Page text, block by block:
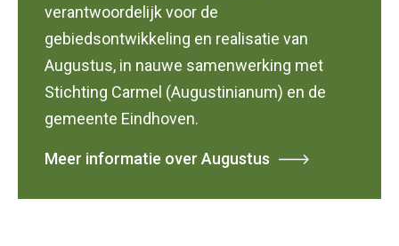
verantwoordelijk voor de
gebiedsontwikkeling en realisatie van
Augustus, in nauwe samenwerking met
Stichting Carmel (Augustinianum) en de
gemeente Eindhoven.
Meer informatie over Augustus